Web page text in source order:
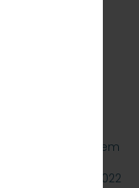
przedmiotem
wstawek
B-380, znak
Sp. z o.o.
przedmiotem
odbiorcy…
22 lipca 2022